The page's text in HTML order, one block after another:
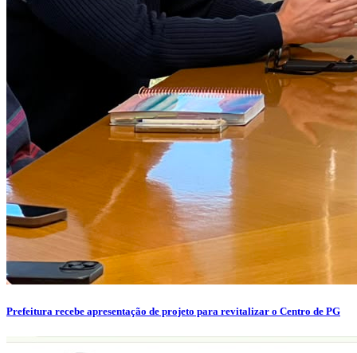
Prefeitura recebe apresentação de projeto para revitalizar o Centro de PG